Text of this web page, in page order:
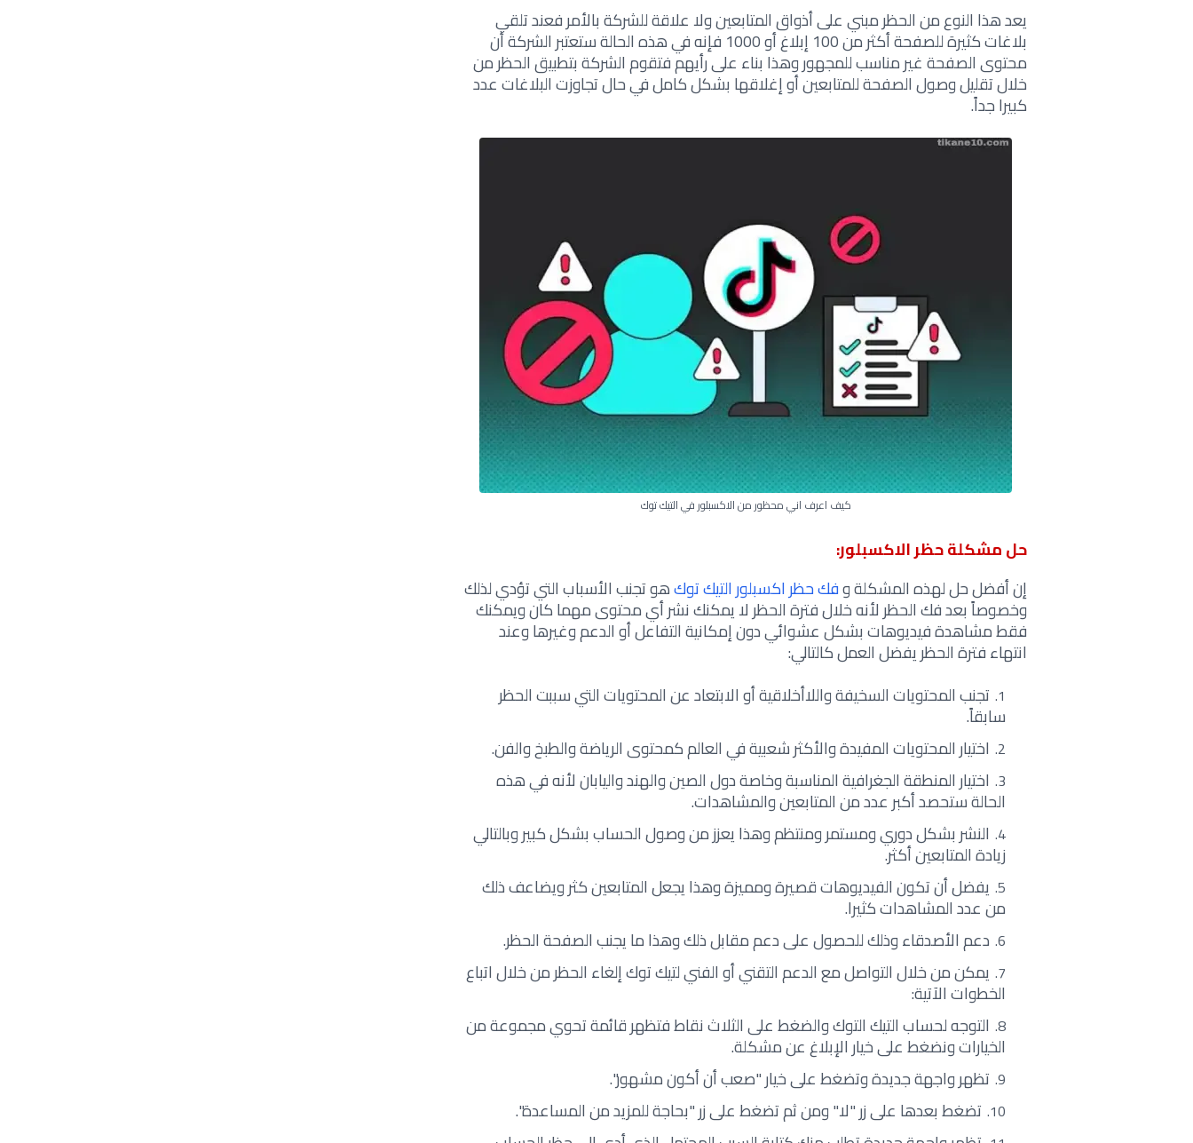
يعد هذا النوع من الحظر مبني على أذواق المتابعين ولا علاقة للشركة بالأمر فعند تلقي
بلاغات كثيرة للصفحة أكثر من 100 إبلاغ أو 1000 فإنه في هذه الحالة ستعتبر الشركة أن
محتوى الصفحة غير مناسب للمجهور وهذا بناء على رأيهم فتقوم الشركة بتطبيق الحظر من
خلال تقليل وصول الصفحة للمتابعين أو إغلاقها بشكل كامل في حال تجاوزت البلاغات عدد
كبيرا جداً.
كيف اعرف اني محظور من الاكسبلور في التيك توك
حل مشكلة حظر الاكسبلور:
إن أفضل حل لهذه المشكلة وفك حظر اكسبلور التيك توكهو تجنب الأسباب التي تؤدي لذلك
وخصوصاً بعد فك الحظر لأنه خلال فترة الحظر لا يمكنك نشر أي محتوى مهما كان ويمكنك
فقط مشاهدة فيديوهات بشكل عشوائي دون إمكانية التفاعل أو الدعم وغيرها وعند
انتهاء فترة الحظر يفضل العمل كالتالي:
تجنب المحتويات السخيفة واللاأخلاقية أو الابتعاد عن المحتويات التي سببت الحظر
سابقاً.
اختيار المحتويات المفيدة والأكثر شعبية في العالم كمحتوى الرياضة والطبخ والفن.
اختيار المنطقة الجغرافية المناسبة وخاصة دول الصين والهند واليابان لأنه في هذه
الحالة ستحصد أكبر عدد من المتابعين والمشاهدات.
النشر بشكل دوري ومستمر ومنتظم وهذا يعزز من وصول الحساب بشكل كبير وبالتالي
زيادة المتابعين أكثر.
يفضل أن تكون الفيديوهات قصيرة ومميزة وهذا يجعل المتابعين كثر ويضاعف ذلك
من عدد المشاهدات كثيرا.
دعم الأصدقاء وذلك للحصول على دعم مقابل ذلك وهذا ما يجنب الصفحة الحظر.
يمكن من خلال التواصل مع الدعم التقني أو الفني لتيك توك إلغاء الحظر من خلال اتباع
الخطوات الآتية:
التوجه لحساب التيك التوك والضغط على الثلاث نقاط فتظهر قائمة تحوي مجموعة من
الخيارات ونضغط على خيار الإبلاغ عن مشكلة.
تظهر واجهة جديدة وتضغط على خيار "صعب أن أكون مشهور".
تضغط بعدها على زر "لا" ومن ثم تضغط على زر "بحاجة للمزيد من المساعدة".